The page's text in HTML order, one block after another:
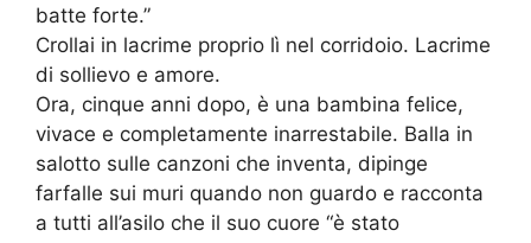
batte forte.”
Crollai in lacrime proprio lì nel corridoio. Lacrime
di sollievo e amore.
Ora, cinque anni dopo, è una bambina felice,
vivace e completamente inarrestabile. Balla in
salotto sulle canzoni che inventa, dipinge
farfalle sui muri quando non guardo e racconta
a tutti all’asilo che il suo cuore “è stato